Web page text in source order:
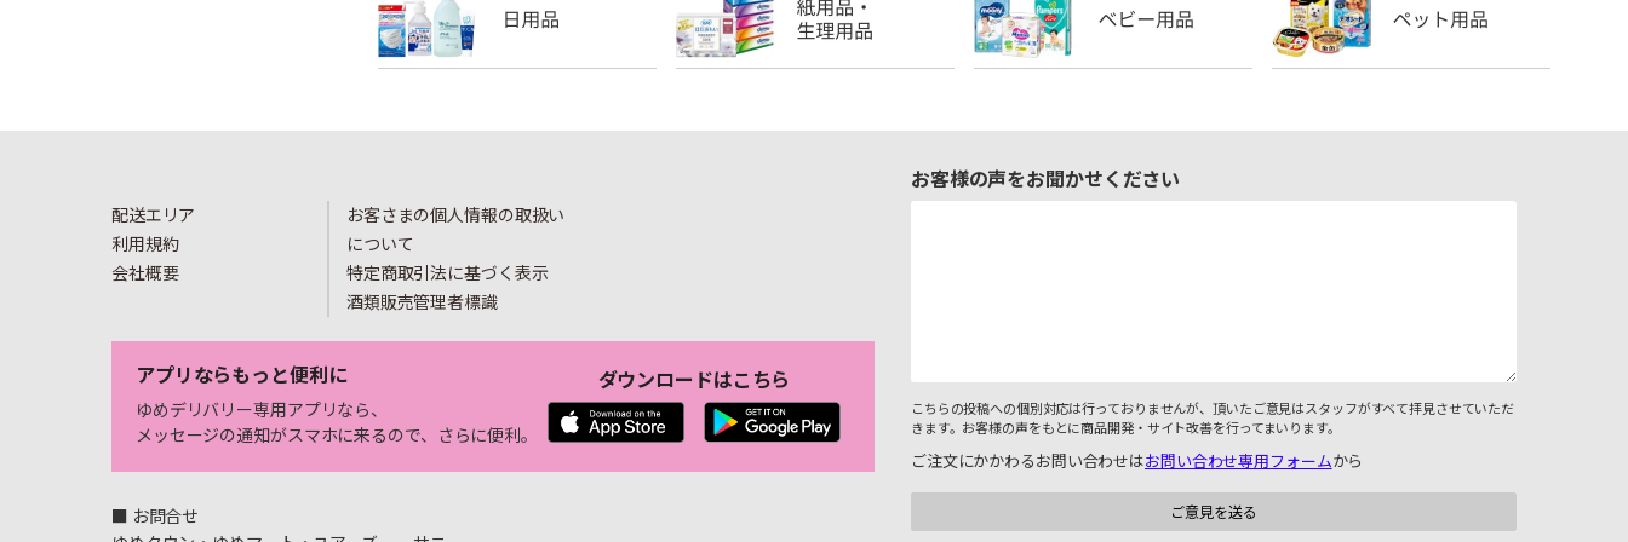
配送エリア
利用規約
会社概要
お客さまの個人情報の取扱い
について
特定商取引法に基づく表示
酒類販売管理者標識
アプリならもっと便利に
ゆめデリバリー専用アプリなら、
メッセージの通知がスマホに来るので、さらに便利。
ダウンロードはこちら
■ お問合せ
お客様の声をお聞かせください
こちらの投稿への個別対応は行っておりませんが、頂いたご意見はスタッフがすべて拝見させていただ
きます。お客様の声をもとに商品開発・サイト改善を行ってまいります。
ご注文にかかわるお問い合わせはお問い合わせ専用フォームから